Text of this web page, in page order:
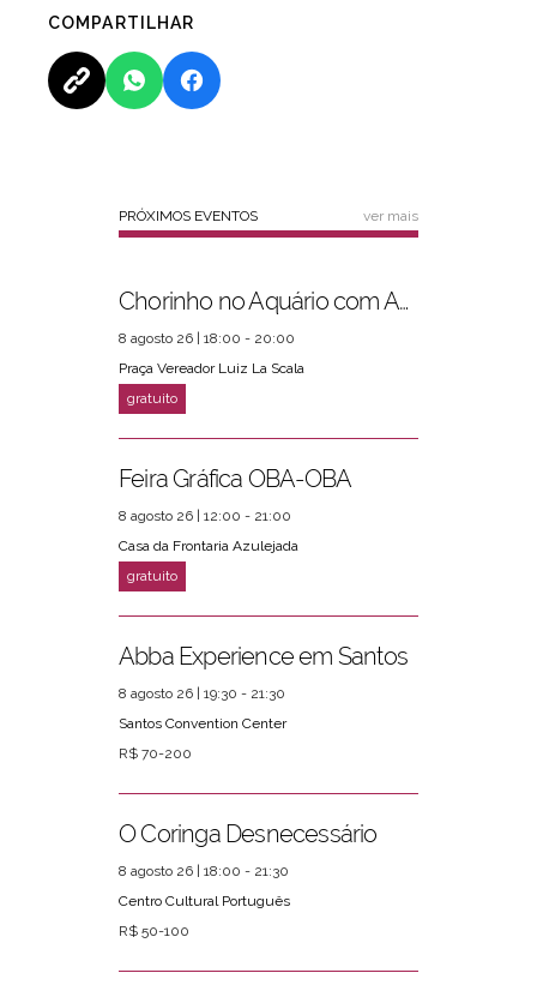
COMPARTILHAR
PRÓXIMOS EVENTOS ver mais
Chorinho no Aquário com Amigos da Música e Mari Torres
8 agosto 26 | 18:00 - 20:00
Praça Vereador Luiz La Scala
Feira Gráfica OBA-OBA
8 agosto 26 | 12:00 - 21:00
Casa da Frontaria Azulejada
Abba Experience em Santos
8 agosto 26 | 19:30 - 21:30
Santos Convention Center
R$ 70-200
O Coringa Desnecessário
8 agosto 26 | 18:00 - 21:30
Centro Cultural Português
R$ 50-100